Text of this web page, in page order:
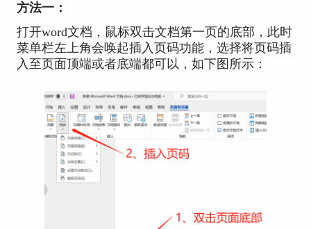
方法一：
打开word文档，鼠标双击文档第一页的底部，此时
菜单栏左上角会唤起插入页码功能，选择将页码插
入至页面顶端或者底端都可以，如下图所示：